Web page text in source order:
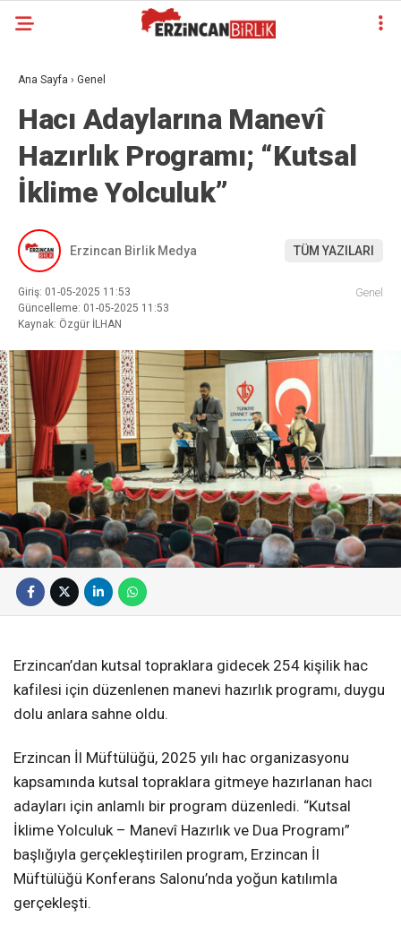
Ana Sayfa › Genel
Hacı Adaylarına Manevî
Hazırlık Programı; “Kutsal
İklime Yolculuk”
Erzincan Birlik Medya TÜM YAZILARI
Giriş: 01-05-2025 11:53
Güncelleme: 01-05-2025 11:53
Kaynak: Özgür İLHAN
Genel
Erzincan’dan kutsal topraklara gidecek 254 kişilik hac
kafilesi için düzenlenen manevi hazırlık programı, duygu
dolu anlara sahne oldu.
Erzincan İl Müftülüğü, 2025 yılı hac organizasyonu
kapsamında kutsal topraklara gitmeye hazırlanan hacı
adayları için anlamlı bir program düzenledi. “Kutsal
İklime Yolculuk – Manevî Hazırlık ve Dua Programı”
başlığıyla gerçekleştirilen program, Erzincan İl
Müftülüğü Konferans Salonu’nda yoğun katılımla
gerçekleşti.